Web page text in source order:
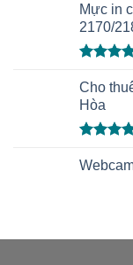
Mực in
2170/
hạng
5 sao
Cho
Hòa
hạng